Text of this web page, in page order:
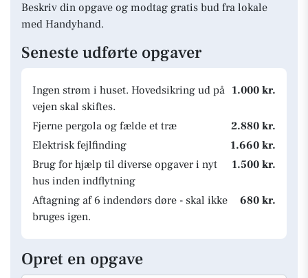
Beskriv din opgave og modtag gratis bud fra lokale
med Handyhand.
Seneste udførte opgaver
Ingen strøm i huset. Hovedsikring ud på
vejen skal skiftes.
1.000 kr.
Fjerne pergola og fælde et træ
2.880 kr.
Elektrisk fejlfinding
1.660 kr.
Brug for hjælp til diverse opgaver i nyt
hus inden indflytning
1.500 kr.
Aftagning af 6 indendørs døre - skal ikke
bruges igen.
680 kr.
Opret en opgave